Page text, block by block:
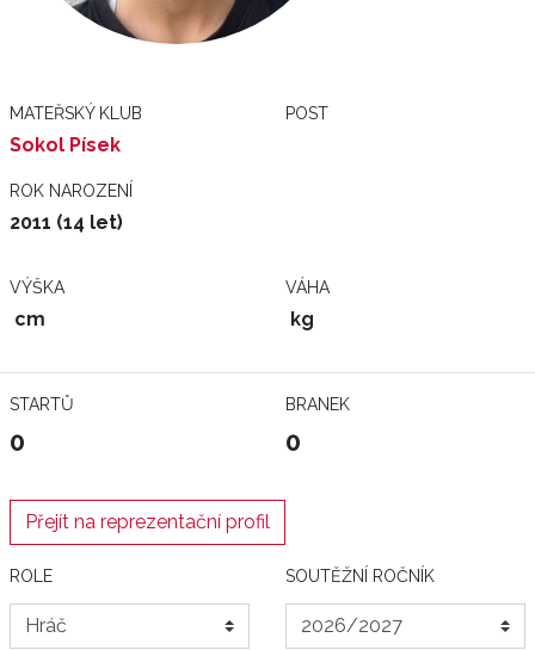
MATEŘSKÝ KLUB
Sokol Písek
POST
ROK NAROZENÍ
2011 (14 let)
VÝŠKA
cm
VÁHA
kg
STARTŮ
0
BRANEK
0
Přejít na reprezentační profil
ROLE SOUTĚŽNÍ ROČNÍK